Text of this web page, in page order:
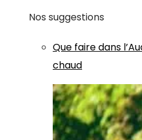
Nos suggestions
Que faire dans
chaud